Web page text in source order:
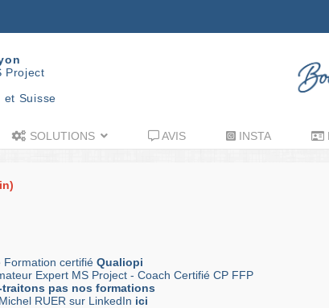
Project
et Suisse
SOLUTIONS AVIS INSTA
Formation certifié Qualiopi
Expert MS Project - Coach Certifié CP FFP
pas nos formations
RUER sur LinkedIn ici